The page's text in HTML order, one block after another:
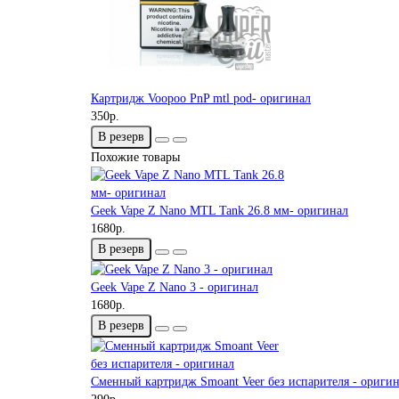
Картридж Voopoo PnP mtl pod- оригинал
350р.
В резерв
Похожие товары
Geek Vape Z Nano MTL Tank 26.8 мм- оригинал
1680р.
В резерв
Geek Vape Z Nano 3 - оригинал
1680р.
В резерв
Сменный картридж Smoant Veer без испарителя -